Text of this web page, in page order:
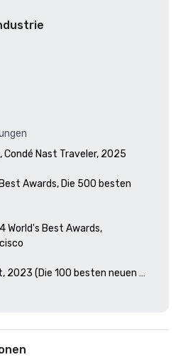
Condé Nast Traveler, 2025
Awards, Die 500 besten
World's Best Awards,
2023 (Die 100 besten neuen
Esquire 2024